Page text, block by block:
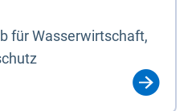
für Wasserwirtschaft,